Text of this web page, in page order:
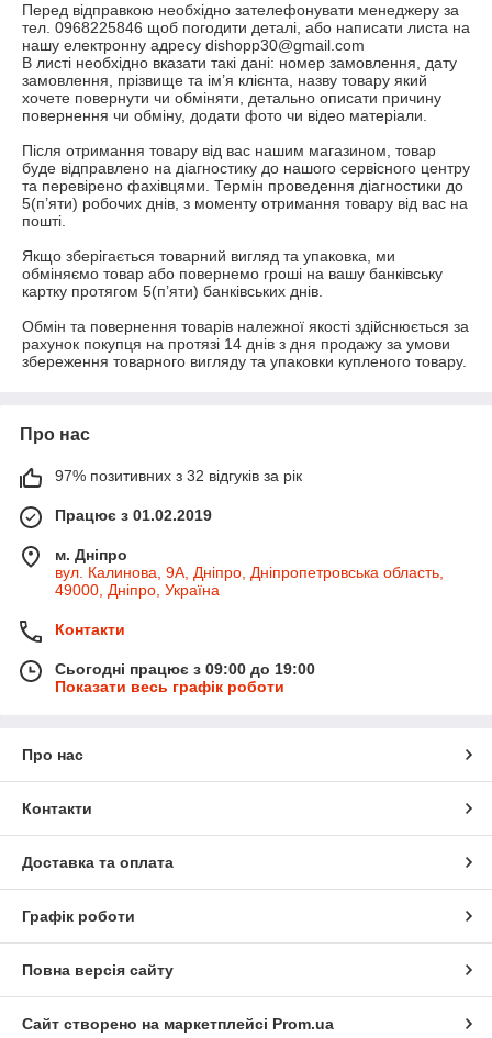
Перед відправкою необхідно зателефонувати менеджеру за
тел. 0968225846 щоб погодити деталі, або написати листа на
нашу електронну адресу dishopp30@gmail.com
В листі необхідно вказати такі дані: номер замовлення, дату
замовлення, прізвище та ім’я клієнта, назву товару який
хочете повернути чи обміняти, детально описати причину
повернення чи обміну, додати фото чи відео матеріали.
Після отримання товару від вас нашим магазином, товар
буде відправлено на діагностику до нашого сервісного центру
та перевірено фахівцями. Термін проведення діагностики до
5(п’яти) робочих днів, з моменту отримання товару від вас на
пошті.
Якщо зберігається товарний вигляд та упаковка, ми
обміняємо товар або повернемо гроші на вашу банківську
картку протягом 5(п’яти) банківських днів.
Обмін та повернення товарів належної якості здійснюється за
рахунок покупця на протязі 14 днів з дня продажу за умови
збереження товарного вигляду та упаковки купленого товару.
Про нас
97% позитивних з 32 відгуків за рік
Працює з 01.02.2019
м. Дніпро
вул. Калинова, 9А, Дніпро, Дніпропетровська область,
49000, Дніпро, Україна
Контакти
Сьогодні працює з 09:00 до 19:00
Показати весь графік роботи
Про нас
Контакти
Доставка та оплата
Графік роботи
Повна версія сайту
Сайт створено на маркетплейсі Prom.ua